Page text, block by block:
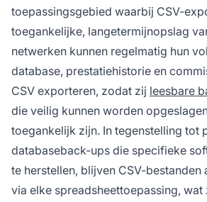
toepassingsgebied waarbij CSV-
toegankelijke, langetermijnopslag
netwerken kunnen regelmatig hun
database, prestatiehistorie en
CSV exporteren, zodat zij leesbare
die veilig kunnen worden
toegankelijk zijn. In tegenstelling tot
databaseback-ups die specifieke
te herstellen, blijven CSV-
via elke spreadsheettoepassing,